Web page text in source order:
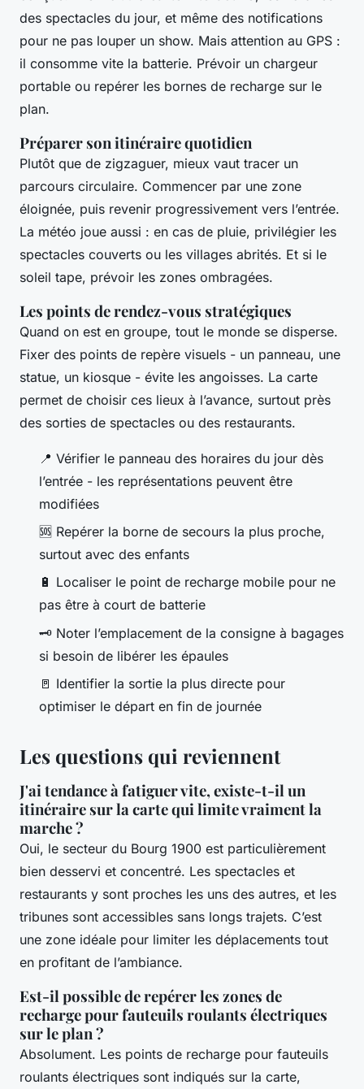
des spectacles du jour, et même des notifications
pour ne pas louper un show. Mais attention au GPS :
il consomme vite la batterie. Prévoir un chargeur
portable ou repérer les bornes de recharge sur le
plan.
Préparer son itinéraire quotidien
Plutôt que de zigzaguer, mieux vaut tracer un
parcours circulaire. Commencer par une zone
éloignée, puis revenir progressivement vers l’entrée.
La météo joue aussi : en cas de pluie, privilégier les
spectacles couverts ou les villages abrités. Et si le
soleil tape, prévoir les zones ombragées.
Les points de rendez-vous stratégiques
Quand on est en groupe, tout le monde se disperse.
Fixer des points de repère visuels - un panneau, une
statue, un kiosque - évite les angoisses. La carte
permet de choisir ces lieux à l’avance, surtout près
des sorties de spectacles ou des restaurants.
📍 Vérifier le panneau des horaires du jour dès
l’entrée - les représentations peuvent être
modifiées
🆘 Repérer la borne de secours la plus proche,
surtout avec des enfants
🔋 Localiser le point de recharge mobile pour ne
pas être à court de batterie
🗝️ Noter l’emplacement de la consigne à bagages
si besoin de libérer les épaules
🚪 Identifier la sortie la plus directe pour
optimiser le départ en fin de journée
Les questions qui reviennent
J'ai tendance à fatiguer vite, existe-t-il un
itinéraire sur la carte qui limite vraiment la
marche ?
Oui, le secteur du Bourg 1900 est particulièrement
bien desservi et concentré. Les spectacles et
restaurants y sont proches les uns des autres, et les
tribunes sont accessibles sans longs trajets. C’est
une zone idéale pour limiter les déplacements tout
en profitant de l’ambiance.
Est-il possible de repérer les zones de
recharge pour fauteuils roulants électriques
sur le plan ?
Absolument. Les points de recharge pour fauteuils
roulants électriques sont indiqués sur la carte,